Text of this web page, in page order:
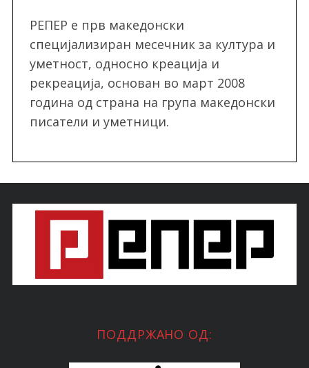
РЕПЕР e прв македонски
специјализиран месечник за култура и
уметност, односно креација и
рекреација, oснован во март 2008
година од страна на група македонски
писатели и уметници.
ПОДДРЖАНО ОД: